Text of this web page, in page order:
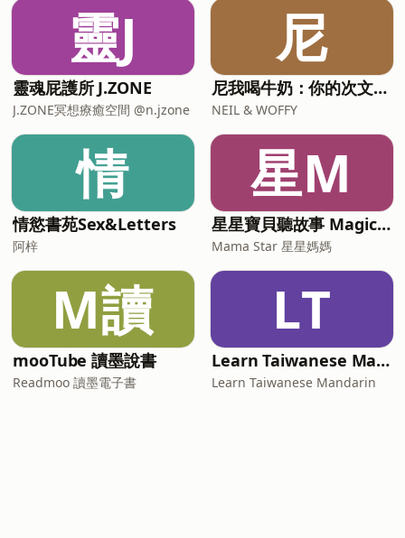
靈J
靈魂屁護所 J.ZONE
J.ZONE冥想療癒空間 @n.jzone
尼
尼我喝牛奶：你的次文化指南
NEIL & WOFFY
情
情慾書苑Sex&Letters
阿梓
星M
星星寶貝聽故事 Magic Chinese Stories for Kids
Mama Star 星星媽媽
M讀
mooTube 讀墨說書
Readmoo 讀墨電子書
LT
Learn Taiwanese Mandarin
Learn Taiwanese Mandarin